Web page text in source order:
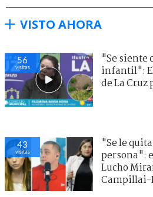
VISTO AHORA
56
visitas
"Se siente
infantil":
de La
43
visitas
"Se le
persona":
Lucho
Campillai-